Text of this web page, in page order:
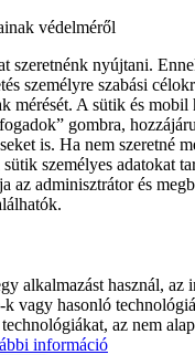
védelméről
szeretnénk nyújtani.
személyre szabási
mérését. A sütik és
gombra,
is. Ha nem szeretné
személyes adatokat
az adminisztrátor és
alkalmazást használ,
vagy hasonló
az nem
információ